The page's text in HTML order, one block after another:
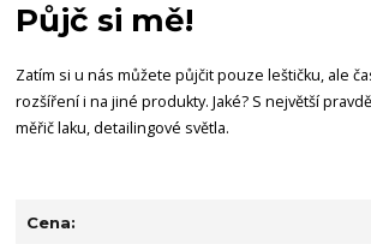
Půjč si mě!
Zatím si u nás můžete půjčit pouze leštičku, ale
rozšíření i na jiné produkty. Jaké? S největší
měřič laku, detailingové světla.
Cena: